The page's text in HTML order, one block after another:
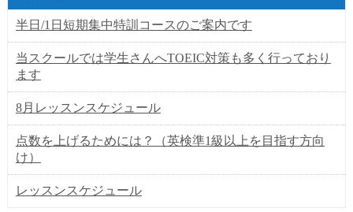
半日/1日短期集中特訓コースのご案内です
当スクールでは学生さんへTOEIC対策も多く行っており
ます
8月レッスンスケジュール
点数を上げるためには？（英検準1級以上を目指す方向
け）
レッスンスケジュール